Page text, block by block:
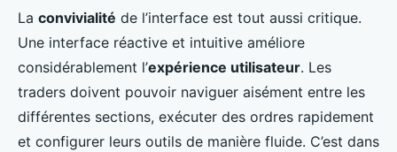
La convivialité de l’interface est tout aussi critique.
Une interface réactive et intuitive améliore
considérablement l’expérience utilisateur. Les
traders doivent pouvoir naviguer aisément entre les
différentes sections, exécuter des ordres rapidement
et configurer leurs outils de manière fluide. C’est dans